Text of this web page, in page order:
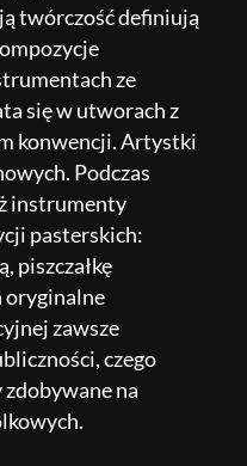
twórczość definiują
ze
się w utworach z
konwencji. Artystki
Podczas
instrumenty
pasterskich:
piszczałkę
oryginalne
zawsze
czego
na